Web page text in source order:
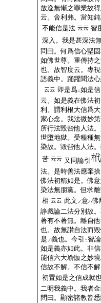
放逸無慚之罪業故
云。舍利弗。當知
不能信是法 云云 智
深入。我是甚深法
問曰。何爲信心堅
如佛世尊。重傳持
也。故智度云。專
語義中。踊躍聞法
云云 即是爲二如是
云。如是義在佛法
利。謂利根大信爲
家心念。我法微妙
所行法毀呰他人法
世墮地獄。受種種
染故。毀呰他人法
苦 云云 又同論引
法。是時善法應棄
佛法初稱如是。佛
染法無朋黨。但求
相 云云 此文 ノ意ハ佛
諍戲論二法分別故
著有不著無。離自
也。故無讃自法而
是 ノ義也。今引 二智
如是義亦如此。非
能信六大瑜伽之妙
信故不解。不信不
初置如是之信成就
二明我義中。我者
問曰。顯密諸教皆